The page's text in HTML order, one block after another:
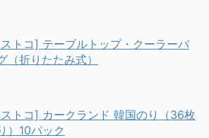
トコ] テーブルトップ・クーラーバ
（折りたたみ式）
トコ] カークランド 韓国のり（36枚
）10パック